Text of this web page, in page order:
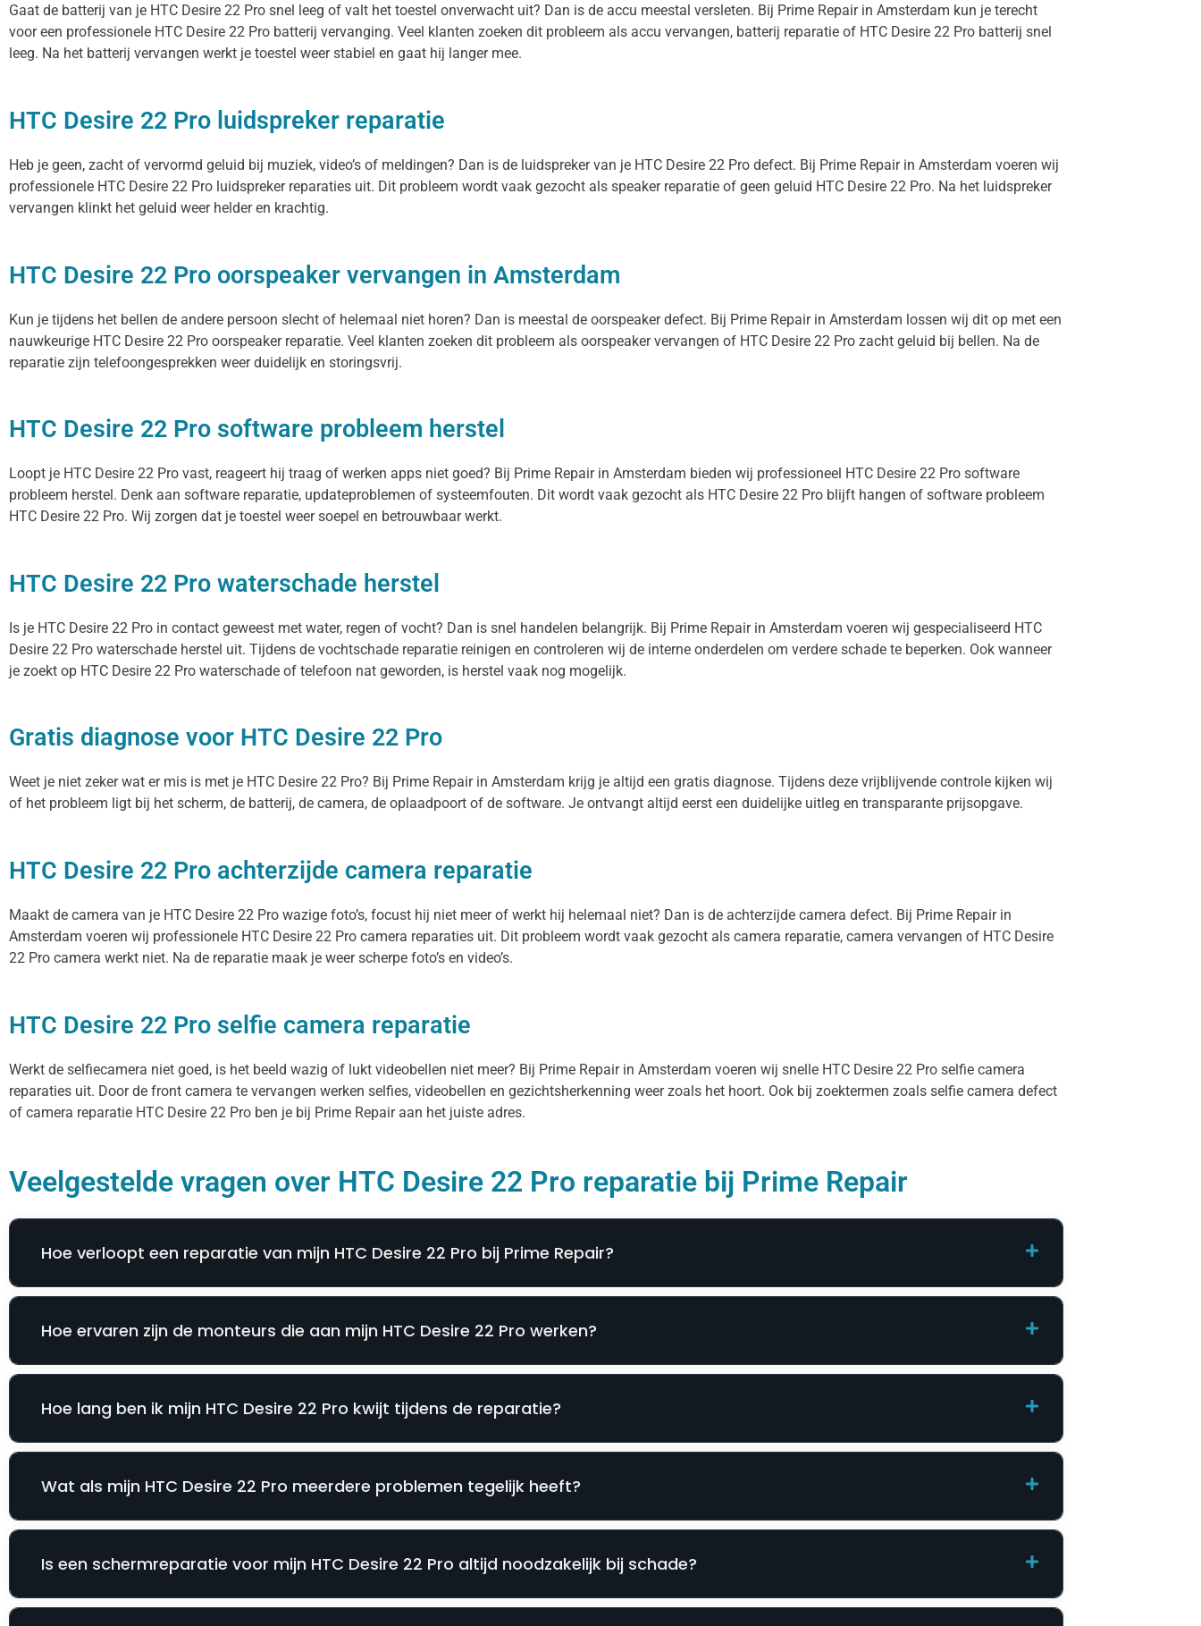
Gaat de batterij van je HTC Desire 22 Pro snel leeg of valt het toestel onverwacht uit? Dan is de accu meestal versleten. Bij Prime Repair in Amsterdam kun je terecht
voor een professionele HTC Desire 22 Pro batterij vervanging. Veel klanten zoeken dit probleem als accu vervangen, batterij reparatie of HTC Desire 22 Pro batterij snel
leeg. Na het batterij vervangen werkt je toestel weer stabiel en gaat hij langer mee.
HTC Desire 22 Pro luidspreker reparatie
Heb je geen, zacht of vervormd geluid bij muziek, video’s of meldingen? Dan is de luidspreker van je HTC Desire 22 Pro defect. Bij Prime Repair in Amsterdam voeren wij
professionele HTC Desire 22 Pro luidspreker reparaties uit. Dit probleem wordt vaak gezocht als speaker reparatie of geen geluid HTC Desire 22 Pro. Na het luidspreker
vervangen klinkt het geluid weer helder en krachtig.
HTC Desire 22 Pro oorspeaker vervangen in Amsterdam
Kun je tijdens het bellen de andere persoon slecht of helemaal niet horen? Dan is meestal de oorspeaker defect. Bij Prime Repair in Amsterdam lossen wij dit op met een
nauwkeurige HTC Desire 22 Pro oorspeaker reparatie. Veel klanten zoeken dit probleem als oorspeaker vervangen of HTC Desire 22 Pro zacht geluid bij bellen. Na de
reparatie zijn telefoongesprekken weer duidelijk en storingsvrij.
HTC Desire 22 Pro software probleem herstel
Loopt je HTC Desire 22 Pro vast, reageert hij traag of werken apps niet goed? Bij Prime Repair in Amsterdam bieden wij professioneel HTC Desire 22 Pro software
probleem herstel. Denk aan software reparatie, updateproblemen of systeemfouten. Dit wordt vaak gezocht als HTC Desire 22 Pro blijft hangen of software probleem
HTC Desire 22 Pro. Wij zorgen dat je toestel weer soepel en betrouwbaar werkt.
HTC Desire 22 Pro waterschade herstel
Is je HTC Desire 22 Pro in contact geweest met water, regen of vocht? Dan is snel handelen belangrijk. Bij Prime Repair in Amsterdam voeren wij gespecialiseerd HTC
Desire 22 Pro waterschade herstel uit. Tijdens de vochtschade reparatie reinigen en controleren wij de interne onderdelen om verdere schade te beperken. Ook wanneer
je zoekt op HTC Desire 22 Pro waterschade of telefoon nat geworden, is herstel vaak nog mogelijk.
Gratis diagnose voor HTC Desire 22 Pro
Weet je niet zeker wat er mis is met je HTC Desire 22 Pro? Bij Prime Repair in Amsterdam krijg je altijd een gratis diagnose. Tijdens deze vrijblijvende controle kijken wij
of het probleem ligt bij het scherm, de batterij, de camera, de oplaadpoort of de software. Je ontvangt altijd eerst een duidelijke uitleg en transparante prijsopgave.
HTC Desire 22 Pro achterzijde camera reparatie
Maakt de camera van je HTC Desire 22 Pro wazige foto’s, focust hij niet meer of werkt hij helemaal niet? Dan is de achterzijde camera defect. Bij Prime Repair in
Amsterdam voeren wij professionele HTC Desire 22 Pro camera reparaties uit. Dit probleem wordt vaak gezocht als camera reparatie, camera vervangen of HTC Desire
22 Pro camera werkt niet. Na de reparatie maak je weer scherpe foto’s en video’s.
HTC Desire 22 Pro selfie camera reparatie
Werkt de selfiecamera niet goed, is het beeld wazig of lukt videobellen niet meer? Bij Prime Repair in Amsterdam voeren wij snelle HTC Desire 22 Pro selfie camera
reparaties uit. Door de front camera te vervangen werken selfies, videobellen en gezichtsherkenning weer zoals het hoort. Ook bij zoektermen zoals selfie camera defect
of camera reparatie HTC Desire 22 Pro ben je bij Prime Repair aan het juiste adres.
Veelgestelde vragen over HTC Desire 22 Pro reparatie bij Prime Repair
Hoe verloopt een reparatie van mijn HTC Desire 22 Pro bij Prime Repair?
Hoe ervaren zijn de monteurs die aan mijn HTC Desire 22 Pro werken?
Hoe lang ben ik mijn HTC Desire 22 Pro kwijt tijdens de reparatie?
Wat als mijn HTC Desire 22 Pro meerdere problemen tegelijk heeft?
Is een schermreparatie voor mijn HTC Desire 22 Pro altijd noodzakelijk bij schade?